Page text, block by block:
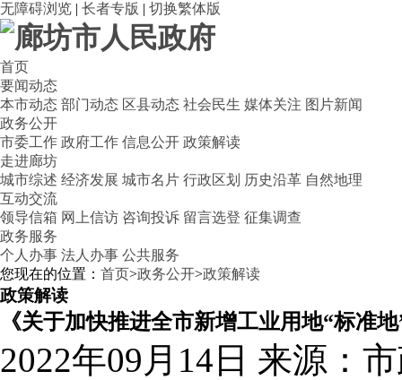
无障碍浏览 | 长者专版 | 切换繁体版
首页
要闻动态
本市动态 部门动态 区县动态 社会民生 媒体关注 图片新闻
政务公开
市委工作 政府工作 信息公开 政策解读
走进廊坊
城市综述 经济发展 城市名片 行政区划 历史沿革 自然地理
互动交流
领导信箱 网上信访 咨询投诉 留言选登 征集调查
政务服务
个人办事 法人办事 公共服务
您现在的位置： 首页>政务公开>政策解读
政策解读
《关于加快推进全市新增工业用地“标准
2022年09月14日 来源：